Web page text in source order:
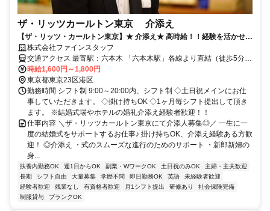
ザ・リッツカールトン東京 介添え
【ザ・リッツ・カールトン東京】★ 介添え★ 高時給！！経験を活かせる
お仕事◎
株式会社ファインスタッフ
交通アクセス 最寄駅：六本木 「六本木駅」各線より直結（徒歩5分程
度） 「乃木坂駅」より徒歩9分 「六本木一丁目駅」より徒歩15分
時給1,600円～1,800円
東京都東京23区港区
勤務時間 シフト制 9:00～20:00内、シフト制 ◇土日祝メインにお仕
事していただきます。 ◇掛け持ちOK ◇1ヶ月毎シフト提出して頂き
ます。 ※結婚式場やホテルの婚礼介添え経験者歓迎！！
仕事内容 ＼ザ・リッツカールトン東京にて介添人募集◎／ 一生に一
度の結婚式をサポートするお仕事♪ 掛け持ちOK、介添え経験ある方歓
迎！ ◎介添え ・式のスムーズな進行のためのサポート ・新郎新婦の
身...
扶養内勤務OK 週1日からOK 副業・WワークOK 土日祝のみOK
主婦・主夫歓迎
長期
シフト自由 大量募集 学歴不問 即日勤務OK 英語
未経験者歓迎
経験者歓迎
残業なし 有資格者歓迎 月1シフト提出 研修あり
社会保険完備
制服貸与
ブランクOK